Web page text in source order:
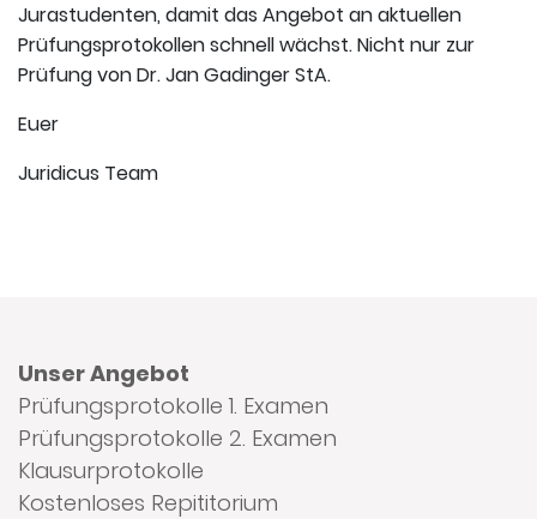
Jurastudenten, damit das Angebot an aktuellen
Prüfungsprotokollen schnell wächst. Nicht nur zur
Prüfung von Dr. Jan Gadinger StA.
Euer
Juridicus Team
Unser Angebot
Prüfungsprotokolle 1. Examen
Prüfungsprotokolle 2. Examen
Klausurprotokolle
Kostenloses Repititorium